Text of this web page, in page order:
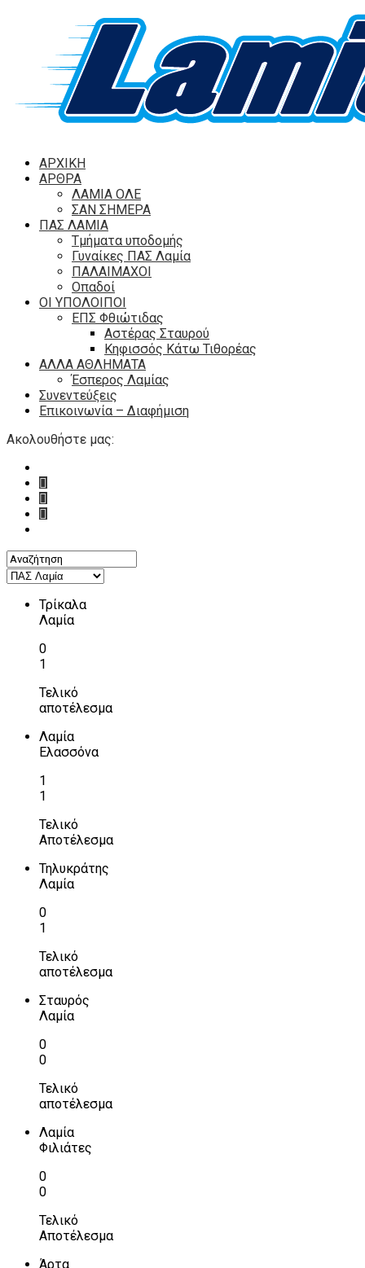
ΑΡΧΙΚΗ
ΑΡΘΡΑ
ΛΑΜΙΑ ΟΛΕ
ΣΑΝ ΣΗΜΕΡΑ
ΠΑΣ ΛΑΜΙΑ
Τμήματα υποδομής
Γυναίκες ΠΑΣ Λαμία
ΠΑΛΑΙΜΑΧΟΙ
Οπαδοί
ΟΙ ΥΠΟΛΟΙΠΟΙ
ΕΠΣ Φθιώτιδας
Αστέρας Σταυρού
Κηφισσός Κάτω Τιθορέας
ΑΛΛΑ ΑΘΛΗΜΑΤΑ
Έσπερος Λαμίας
Συνεντεύξεις
Επικοινωνία – Διαφήμιση
Ακολουθήστε μας:
Τρίκαλα
Λαμία
0
1
Τελικό
αποτέλεσμα
Λαμία
Ελασσόνα
1
1
Τελικό
Αποτέλεσμα
Τηλυκράτης
Λαμία
0
1
Τελικό
αποτέλεσμα
Σταυρός
Λαμία
0
0
Τελικό
αποτέλεσμα
Λαμία
Φιλιάτες
0
0
Τελικό
Αποτέλεσμα
Άρτα